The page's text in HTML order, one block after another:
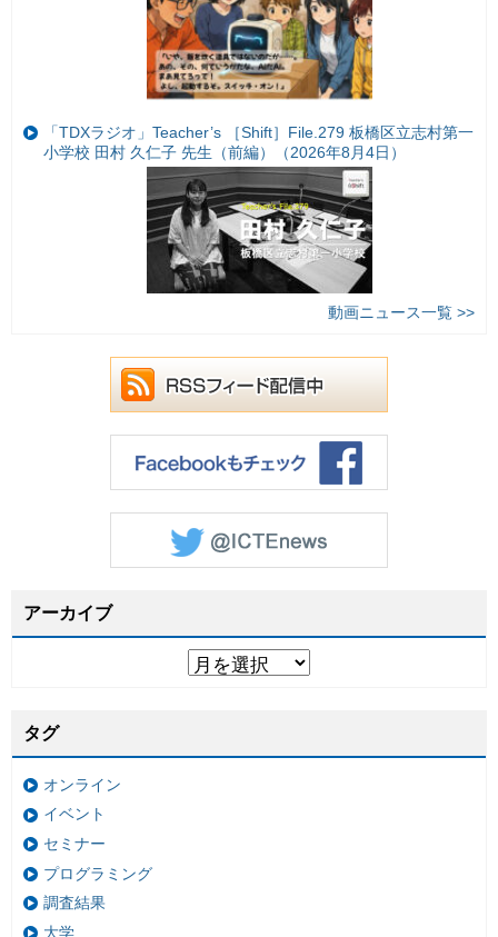
「TDXラジオ」Teacher’s ［Shift］File.279 板橋区立志村第一
小学校 田村 久仁子 先生（前編）（2026年8月4日）
動画ニュース一覧 >>
アーカイブ
タグ
オンライン
イベント
セミナー
プログラミング
調査結果
大学